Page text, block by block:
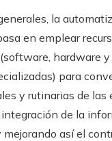
la
en emplear
hardware
para
y rutinarias de las
de la
así el